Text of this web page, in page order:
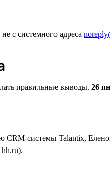
с системного адреса
правильные выводы. 26
системы Talantix,